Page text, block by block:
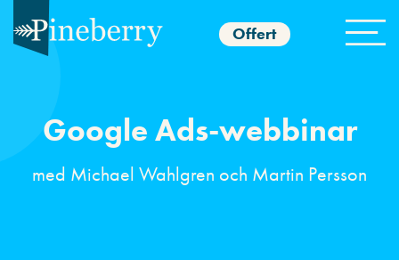
Offert
Google Ads-webbinar
med Michael Wahlgren och Martin Persson